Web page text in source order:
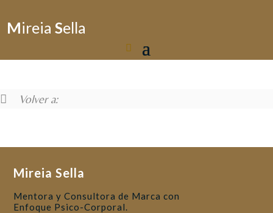
MireiaSella
Volver a:
Mireia Sella
Mentora y Consultora de Marca con
Enfoque Psico-Corporal.